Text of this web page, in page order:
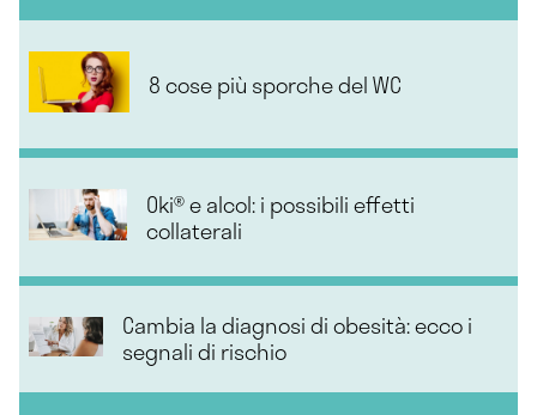
8 cose più sporche del WC
Oki® e alcol: i possibili effetti
collaterali
Cambia la diagnosi di obesità: ecco i
segnali di rischio